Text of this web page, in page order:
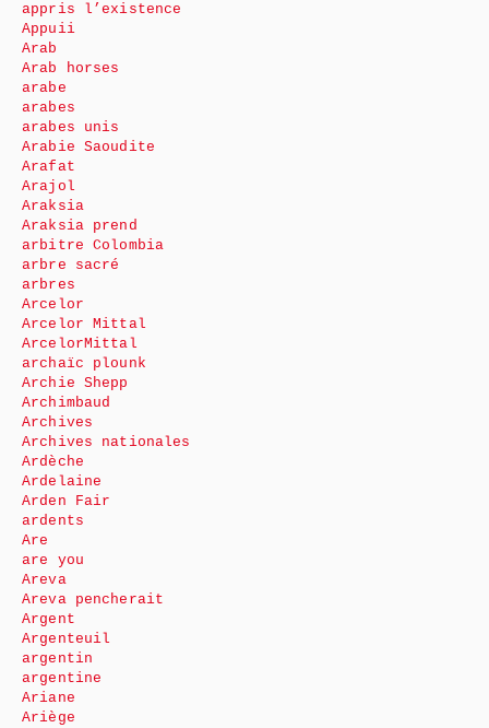
appris l’existence
Appuii
Arab
Arab horses
arabe
arabes
arabes unis
Arabie Saoudite
Arafat
Arajol
Araksia
Araksia prend
arbitre Colombia
arbre sacré
arbres
Arcelor
Arcelor Mittal
ArcelorMittal
archaïc plounk
Archie Shepp
Archimbaud
Archives
Archives nationales
Ardèche
Ardelaine
Arden Fair
ardents
Are
are you
Areva
Areva pencherait
Argent
Argenteuil
argentin
argentine
Ariane
Ariège